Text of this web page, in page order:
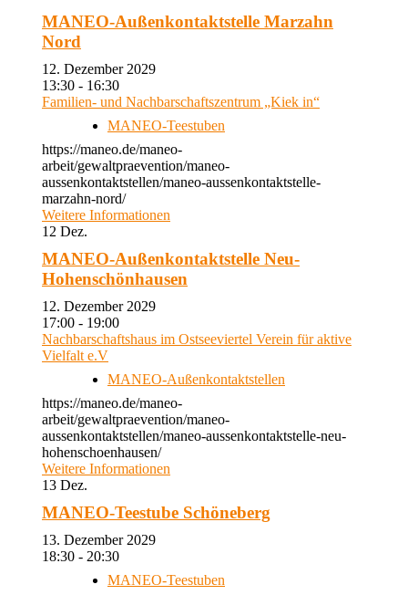
MANEO-Außenkontaktstelle Marzahn
Nord
12. Dezember 2029
13:30 - 16:30
Familien- und Nachbarschaftszentrum „Kiek in“
MANEO-Teestuben
https://maneo.de/maneo-
arbeit/gewaltpraevention/maneo-
aussenkontaktstellen/maneo-aussenkontaktstelle-
marzahn-nord/
Weitere Informationen
12 Dez.
MANEO-Außenkontaktstelle Neu-
Hohenschönhausen
12. Dezember 2029
17:00 - 19:00
Nachbarschaftshaus im Ostseeviertel Verein für aktive
Vielfalt e.V
MANEO-Außenkontaktstellen
https://maneo.de/maneo-
arbeit/gewaltpraevention/maneo-
aussenkontaktstellen/maneo-aussenkontaktstelle-neu-
hohenschoenhausen/
Weitere Informationen
13 Dez.
MANEO-Teestube Schöneberg
13. Dezember 2029
18:30 - 20:30
MANEO-Teestuben